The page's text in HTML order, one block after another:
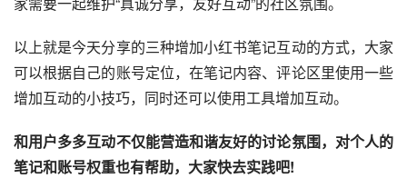
以上就是今天分享的三种增加小红书笔记互动的方式，大家
可以根据自己的账号定位，在笔记内容、评论区里使用一些
增加互动的小技巧，同时还可以使用工具增加互动。
和用户多多互动不仅能营造和谐友好的讨论氛围，对个人的
笔记和账号权重也有帮助，大家快去实践吧!